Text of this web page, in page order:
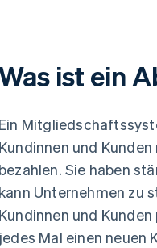
ist ein
Ein
Kundinnen und
bezahlen. Sie haben
kann Unternehmen zu
Kundinnen und
jedes Mal einen neuen